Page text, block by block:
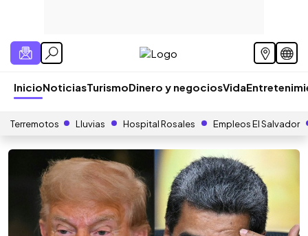
InicioNoticiasTurismoDinero y negociosVida
Terremotos Lluvias Hospital Rosales Empleos El Salvador